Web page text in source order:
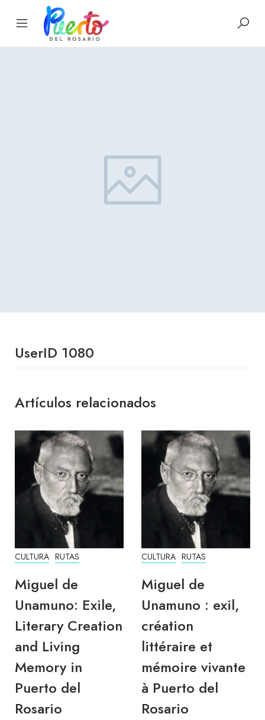
UserID 1080
Artículos relacionados
CULTURA RUTAS
Miguel de
Unamuno: Exile,
Literary Creation
and Living
Memory in
Puerto del
Rosario
CULTURA RUTAS
Miguel de
Unamuno : exil,
création
littéraire et
mémoire vivante
à Puerto del
Rosario